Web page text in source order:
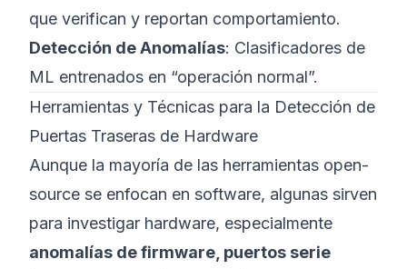
que verifican y reportan comportamiento.
Detección de Anomalías: Clasificadores de
ML entrenados en “operación normal”.
Herramientas y Técnicas para la Detección de
Puertas Traseras de Hardware
Aunque la mayoría de las herramientas open-
source se enfocan en software, algunas sirven
para investigar hardware, especialmente
anomalías de firmware, puertos serie